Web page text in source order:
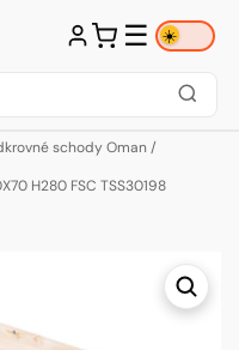
☰ ☀️
schody Oman /
H280 FSC TSS30198